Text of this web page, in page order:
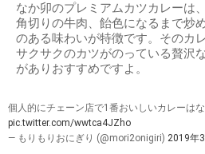
なか卯のプレミアムカツカレーは
角切りの牛肉、飴色になるまで炒
のある味わいが特徴です。そのカ
サクサクのカツがのっている贅沢
がありおすすめですよ。
個人的にチェーン店で1番おいしいカレーは
pic.twitter.com/wwtca4JZho
— もりもりおにぎり (@mori2onigiri) 2019年